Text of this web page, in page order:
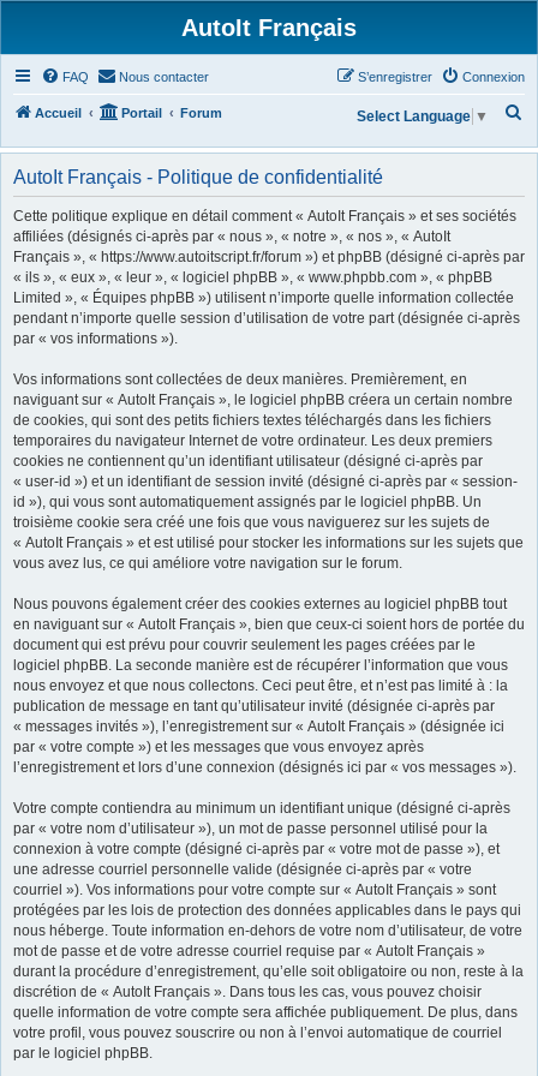
AutoIt Français
FAQ Nous contacter Connexion
S’enregistrer
Accueil Portail Forum
h
r
Select Language ▼
AutoIt Français - Politique de confidentialité
Cette politique explique en détail comment « AutoIt Français » et ses sociétés
affiliées (désignés ci-après par « nous », « notre », « nos », « AutoIt
Français », « https://www.autoitscript.fr/forum ») et phpBB (désigné ci-après par
« ils », « eux », « leur », « logiciel phpBB », « www.phpbb.com », « phpBB
Limited », « Équipes phpBB ») utilisent n’importe quelle information collectée
pendant n’importe quelle session d’utilisation de votre part (désignée ci-après
par « vos informations »).
Vos informations sont collectées de deux manières. Premièrement, en
naviguant sur « AutoIt Français », le logiciel phpBB créera un certain nombre
de cookies, qui sont des petits fichiers textes téléchargés dans les fichiers
temporaires du navigateur Internet de votre ordinateur. Les deux premiers
cookies ne contiennent qu’un identifiant utilisateur (désigné ci-après par
« user-id ») et un identifiant de session invité (désigné ci-après par « session-
id »), qui vous sont automatiquement assignés par le logiciel phpBB. Un
troisième cookie sera créé une fois que vous naviguerez sur les sujets de
« AutoIt Français » et est utilisé pour stocker les informations sur les sujets que
vous avez lus, ce qui améliore votre navigation sur le forum.
Nous pouvons également créer des cookies externes au logiciel phpBB tout
en naviguant sur « AutoIt Français », bien que ceux-ci soient hors de portée du
document qui est prévu pour couvrir seulement les pages créées par le
logiciel phpBB. La seconde manière est de récupérer l’information que vous
nous envoyez et que nous collectons. Ceci peut être, et n’est pas limité à : la
publication de message en tant qu’utilisateur invité (désignée ci-après par
« messages invités »), l’enregistrement sur « AutoIt Français » (désignée ici
par « votre compte ») et les messages que vous envoyez après
l’enregistrement et lors d’une connexion (désignés ici par « vos messages »).
Votre compte contiendra au minimum un identifiant unique (désigné ci-après
par « votre nom d’utilisateur »), un mot de passe personnel utilisé pour la
connexion à votre compte (désigné ci-après par « votre mot de passe »), et
une adresse courriel personnelle valide (désignée ci-après par « votre
courriel »). Vos informations pour votre compte sur « AutoIt Français » sont
protégées par les lois de protection des données applicables dans le pays qui
nous héberge. Toute information en-dehors de votre nom d’utilisateur, de votre
mot de passe et de votre adresse courriel requise par « AutoIt Français »
durant la procédure d’enregistrement, qu’elle soit obligatoire ou non, reste à la
discrétion de « AutoIt Français ». Dans tous les cas, vous pouvez choisir
quelle information de votre compte sera affichée publiquement. De plus, dans
votre profil, vous pouvez souscrire ou non à l’envoi automatique de courriel
par le logiciel phpBB.